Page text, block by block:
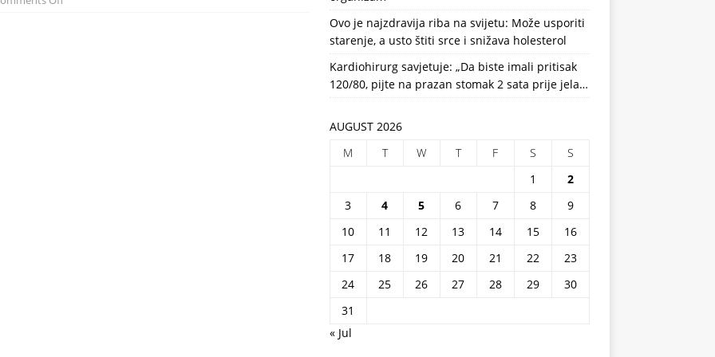
Ovo je najzdravija riba na svijetu: Može usporiti
starenje, a usto štiti srce i snižava holesterol
Kardiohirurg savjetuje: „Da biste imali pritisak
120/80, pijte na prazan stomak 2 sata prije jela…
AUGUST 2026
M
T W T F S
S
1
2
3
4 5 6 7 8
9
10
11 12 13 14 15
16
17
18 19 20 21 22
23
24
25 26 27 28 29
30
31
« Jul